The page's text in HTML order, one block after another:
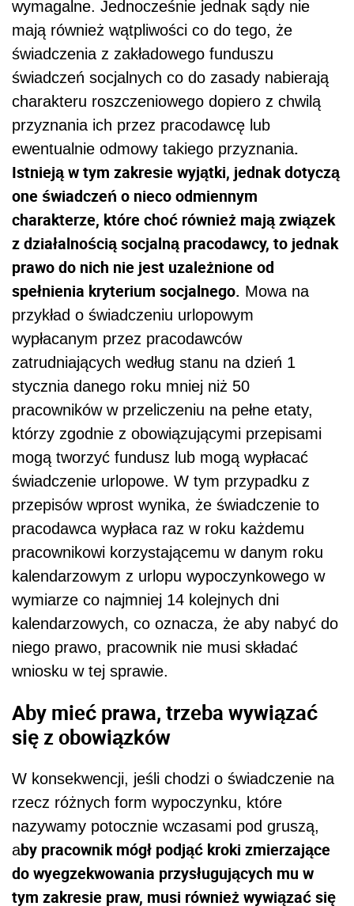
wymagalne. Jednocześnie jednak sądy nie
mają również wątpliwości co do tego, że
świadczenia z zakładowego funduszu
świadczeń socjalnych co do zasady nabierają
charakteru roszczeniowego dopiero z chwilą
przyznania ich przez pracodawcę lub
ewentualnie odmowy takiego przyznania.
Istnieją w tym zakresie wyjątki, jednak dotyczą
one świadczeń o nieco odmiennym
charakterze, które choć również mają związek
z działalnością socjalną pracodawcy, to jednak
prawo do nich nie jest uzależnione od
spełnienia kryterium socjalnego. Mowa na
przykład o świadczeniu urlopowym
wypłacanym przez pracodawców
zatrudniających według stanu na dzień 1
stycznia danego roku mniej niż 50
pracowników w przeliczeniu na pełne etaty,
którzy zgodnie z obowiązującymi przepisami
mogą tworzyć fundusz lub mogą wypłacać
świadczenie urlopowe. W tym przypadku z
przepisów wprost wynika, że świadczenie to
pracodawca wypłaca raz w roku każdemu
pracownikowi korzystającemu w danym roku
kalendarzowym z urlopu wypoczynkowego w
wymiarze co najmniej 14 kolejnych dni
kalendarzowych, co oznacza, że aby nabyć do
niego prawo, pracownik nie musi składać
wniosku w tej sprawie.
Aby mieć prawa, trzeba wywiązać
się z obowiązków
W konsekwencji, jeśli chodzi o świadczenie na
rzecz różnych form wypoczynku, które
nazywamy potocznie wczasami pod gruszą,
aby pracownik mógł podjąć kroki zmierzające
do wyegzekwowania przysługujących mu w
tym zakresie praw, musi również wywiązać się